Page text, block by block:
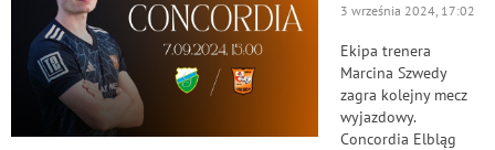
3 września 2024, 17:02
Ekipa trenera
Marcina Szwedy
zagra kolejny mecz
wyjazdowy.
Concordia Elbląg